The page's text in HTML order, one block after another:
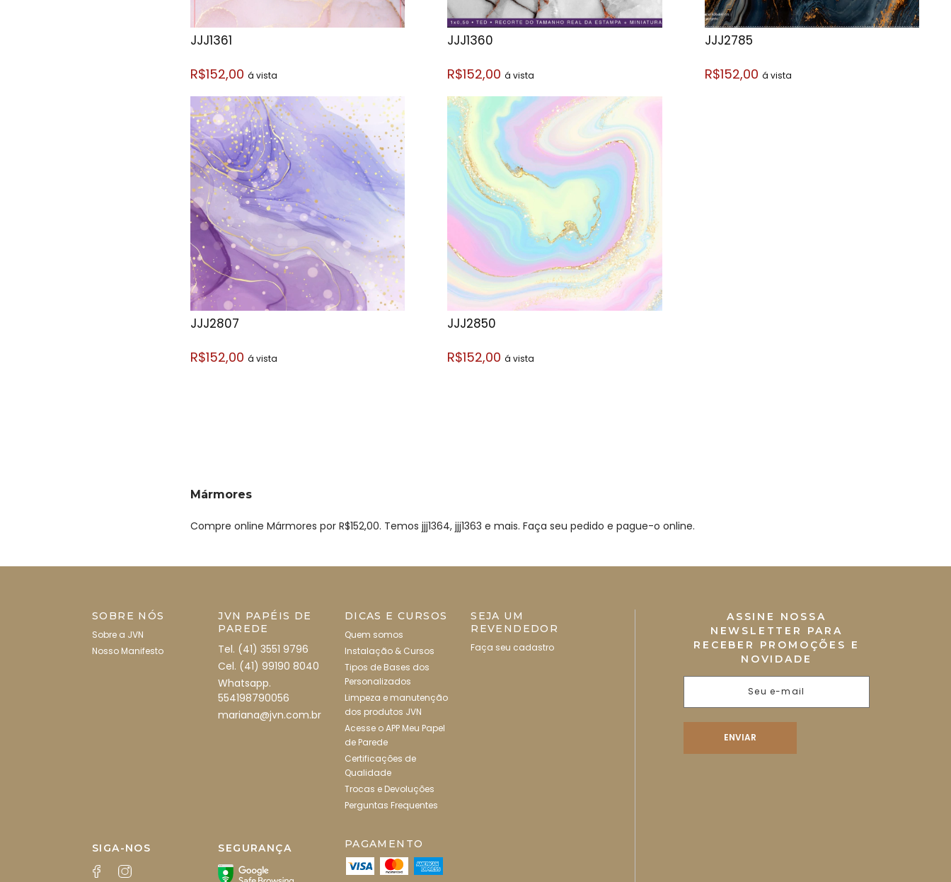
JJJ1361
R$152,00 á vista
JJJ1360
R$152,00á vista
JJJ2785
R$152,00 á vista
JJJ2807
R$152,00 á vista
JJJ2850
R$152,00á vista
Mármores
Compre online Mármores por R$152,00. Temos jjj1364, jjj1363 e mais. Faça seu pedido e pague-o online.
SOBRE NÓS
Sobre a JVN
Nosso Manifesto
JVN PAPÉIS DE
PAREDE
Tel. (41) 3551 9796
Cel. (41) 99190 8040
Whatsapp.
554198790056
mariana@jvn.com.br
DICAS E CURSOS
Quem somos
Instalação & Cursos
Tipos de Bases dos
Personalizados
Limpeza e manutenção
dos produtos JVN
Acesse o APP Meu Papel
de Parede
Certificações de
Qualidade
Trocas e Devoluções
Perguntas Frequentes
SEJA UM
REVENDEDOR
Faça seu cadastro
SIGA-NOS SEGURANÇA PAGAMENTO
ASSINE NOSSA
NEWSLETTER PARA
RECEBER PROMOÇÕES E
NOVIDADE